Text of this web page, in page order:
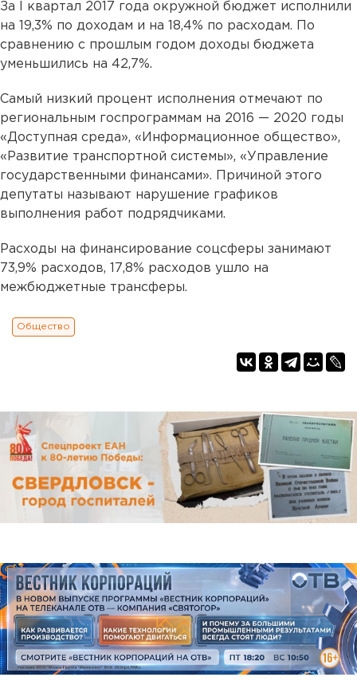
За I квартал 2017 года окружной бюджет исполнили
на 19,3% по доходам и на 18,4% по расходам. По
сравнению с прошлым годом доходы бюджета
уменьшились на 42,7%.
Самый низкий процент исполнения отмечают по
региональным госпрограммам на 2016 — 2020 годы
«Доступная среда», «Информационное общество»,
«Развитие транспортной системы», «Управление
государственными финансами». Причиной этого
депутаты называют нарушение графиков
выполнения работ подрядчиками.
Расходы на финансирование соцсферы занимают
73,9% расходов, 17,8% расходов ушло на
межбюджетные трансферы.
Общество